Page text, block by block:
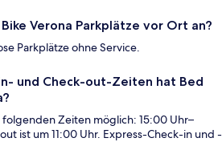
Verona Parkplätze vor Ort an?
Parkplätze ohne Service.
und Check-out-Zeiten hat Bed
folgenden Zeiten möglich: 15:00 Uhr–
ist um 11:00 Uhr. Express-Check-in und -